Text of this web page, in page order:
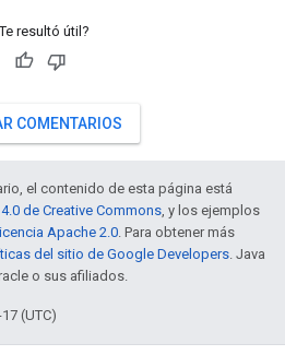
resultó útil?
COMENTARIOS
el contenido de esta página está
de Creative Commons, y los ejemplos
licencia Apache 2.0. Para obtener más
del sitio de Google Developers. Java
o sus afiliados.
(UTC)